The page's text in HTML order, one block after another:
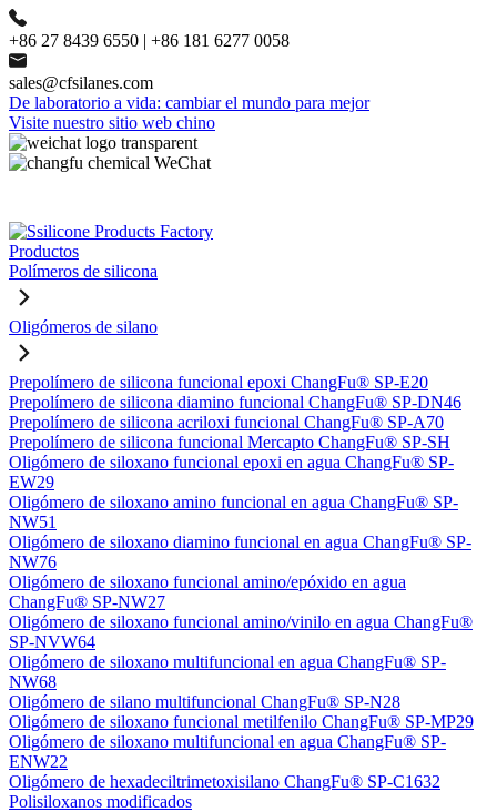
+86 27 8439 6550 | +86 181 6277 0058
sales@cfsilanes.com
De laboratorio a vida: cambiar el mundo para mejor
Visite nuestro sitio web chino
Productos
Polímeros de silicona
Oligómeros de silano
Prepolímero de silicona funcional epoxi ChangFu® SP-E20
Prepolímero de silicona diamino funcional ChangFu® SP-DN46
Prepolímero de silicona acriloxi funcional ChangFu® SP-A70
Prepolímero de silicona funcional Mercapto ChangFu® SP-SH
Oligómero de siloxano funcional epoxi en agua ChangFu® SP-
EW29
Oligómero de siloxano amino funcional en agua ChangFu® SP-
NW51
Oligómero de siloxano diamino funcional en agua ChangFu® SP-
NW76
Oligómero de siloxano funcional amino/epóxido en agua
ChangFu® SP-NW27
Oligómero de siloxano funcional amino/vinilo en agua ChangFu®
SP-NVW64
Oligómero de siloxano multifuncional en agua ChangFu® SP-
NW68
Oligómero de silano multifuncional ChangFu® SP-N28
Oligómero de siloxano funcional metilfenilo ChangFu® SP-MP29
Oligómero de siloxano multifuncional en agua ChangFu® SP-
ENW22
Oligómero de hexadeciltrimetoxisilano ChangFu® SP-C1632
Polisiloxanos modificados